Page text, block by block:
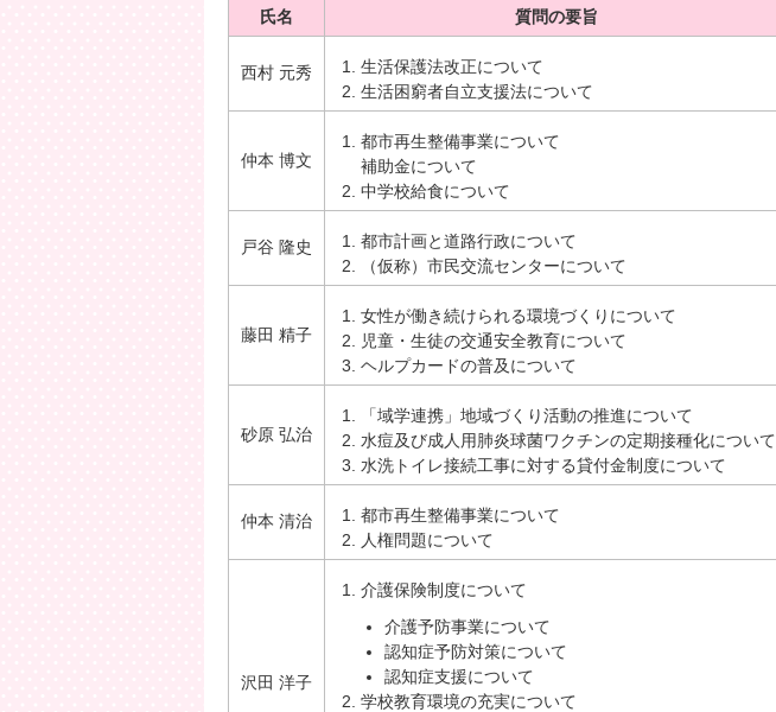
氏名
質問の要旨
西村 元秀
生活保護法改正について
生活困窮者自立支援法について
仲本 博文
都市再生整備事業について
補助金について
中学校給食について
戸谷 隆史
都市計画と道路行政について
（仮称）市民交流センターについて
藤田 精子
女性が働き続けられる環境づくりについて
児童・生徒の交通安全教育について
ヘルプカードの普及について
砂原 弘治
「域学連携」地域づくり活動の推進について
水痘及び成人用肺炎球菌ワクチンの定期接種化について
水洗トイレ接続工事に対する貸付金制度について
仲本 清治
都市再生整備事業について
人権問題について
沢田 洋子
介護保険制度について
介護予防事業について
認知症予防対策について
認知症支援について
学校教育環境の充実について